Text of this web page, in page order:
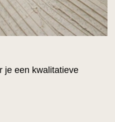
je een kwalitatieve